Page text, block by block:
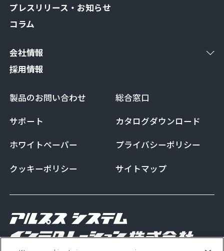
プレスリリース・お知らせ
コラム
会社情報
採用情報
製品のお問い合わせ
総合窓口
サポート
カタログダウンロード
ホワイトペーパー
プライバシーポリシー
クッキーポリシー
サイトマップ